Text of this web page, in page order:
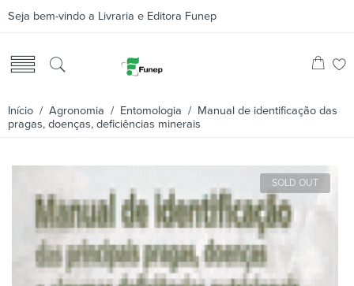
Seja bem-vindo a Livraria e Editora Funep
Início / Agronomia / Entomologia / Manual de identificação das
pragas, doenças, deficiências minerais
SOLD OUT